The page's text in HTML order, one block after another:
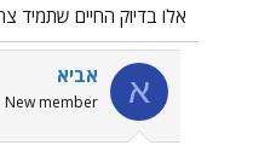
אלו בדיוק החיים שתמיד
א אביא
New member